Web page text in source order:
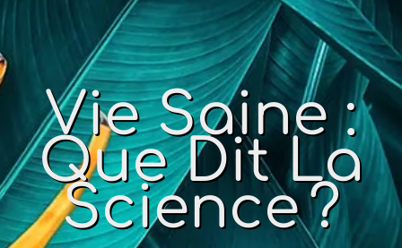
Vie Saine :
Que Dit La
Science ?